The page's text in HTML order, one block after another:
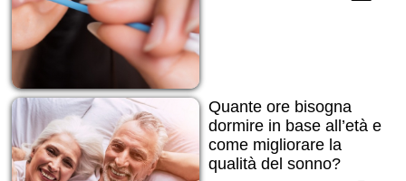
Quante ore bisogna
dormire in base all’età e
come migliorare la
qualità del sonno?